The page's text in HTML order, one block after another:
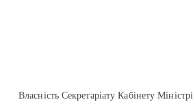
Власність Секретаріату Кабінету